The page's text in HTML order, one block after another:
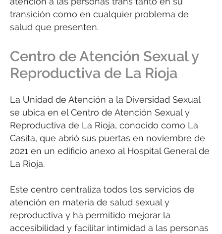
transición como en cualquier problema de
salud que presenten.
Centro de Atención Sexual y
Reproductiva de La Rioja
La Unidad de Atención a la Diversidad Sexual
se ubica en el Centro de Atención Sexual y
Reproductiva de La Rioja, conocido como La
Casita, que abrió sus puertas en noviembre de
2021 en un edificio anexo al Hospital General de
La Rioja.
Este centro centraliza todos los servicios de
atención en materia de salud sexual y
reproductiva y ha permitido mejorar la
accesibilidad y facilitar intimidad a las personas